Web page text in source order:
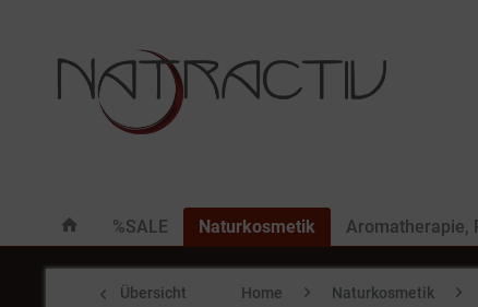
%SALE Naturkosmetik Aromatherapie,
Übersicht Home Naturkosmetik